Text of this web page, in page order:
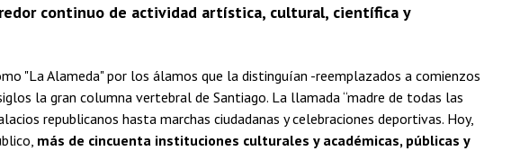
continuo de actividad artística, cultural, científica y
"La Alameda" por los álamos que la distinguían -reemplazados a comienzos
la gran columna vertebral de Santiago. La llamada “madre de todas las
republicanos hasta marchas ciudadanas y celebraciones deportivas. Hoy,
más de cincuenta instituciones culturales y académicas, públicas y